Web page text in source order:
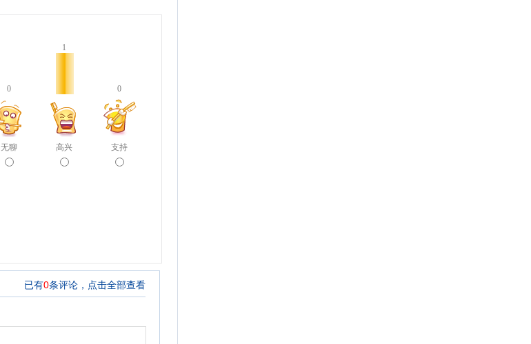
0
无聊
1
高兴
0
支持